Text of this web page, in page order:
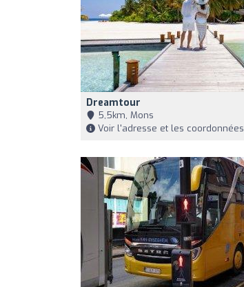
Dreamtour
5,5km, Mons
Voir l'adresse et les coordonnées